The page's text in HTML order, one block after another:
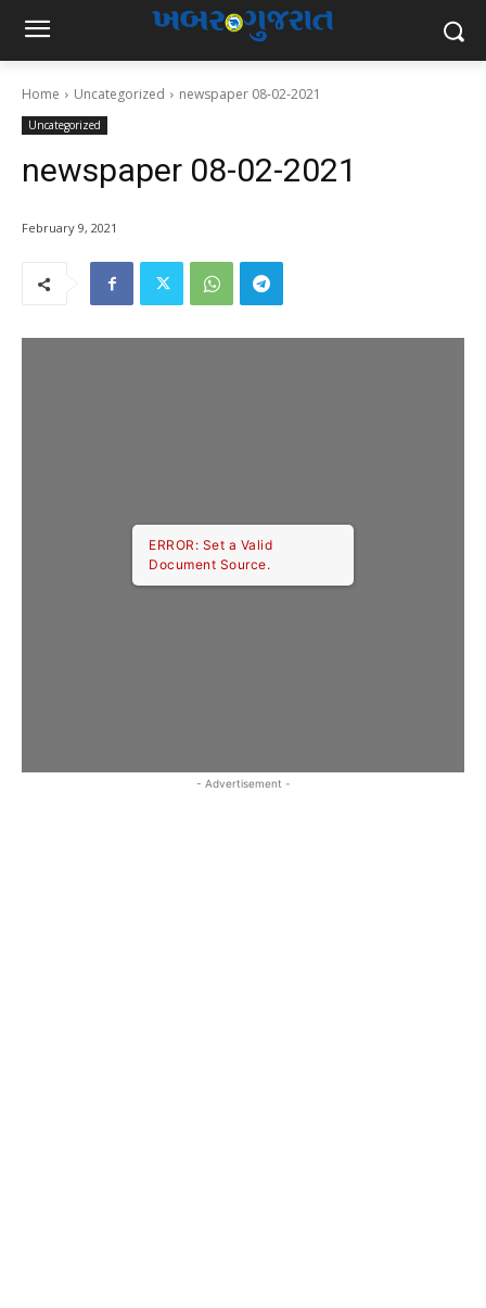
Home Uncategorized newspaper 08-02-2021
Uncategorized
newspaper 08-02-2021
February 9, 2021
ERROR: Set a Valid
Document Source.
- Advertisement -